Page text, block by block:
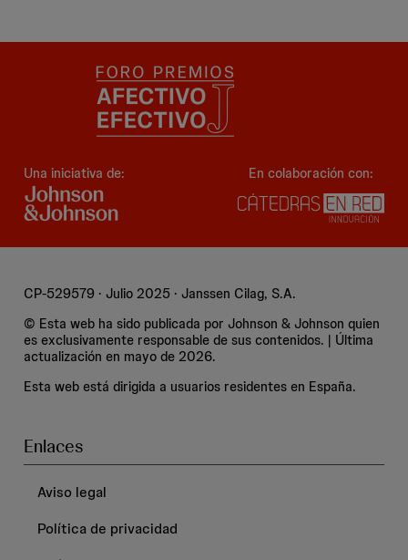
Una iniciativa de: En colaboración con:
CP-529579 · Julio 2025 · Janssen Cilag, S.A.
© Esta web ha sido publicada por Johnson & Johnson quien
es exclusivamente responsable de sus contenidos. | Última
actualización en mayo de 2026.
Esta web está dirigida a usuarios residentes en España.
Enlaces
Aviso legal
Política de privacidad